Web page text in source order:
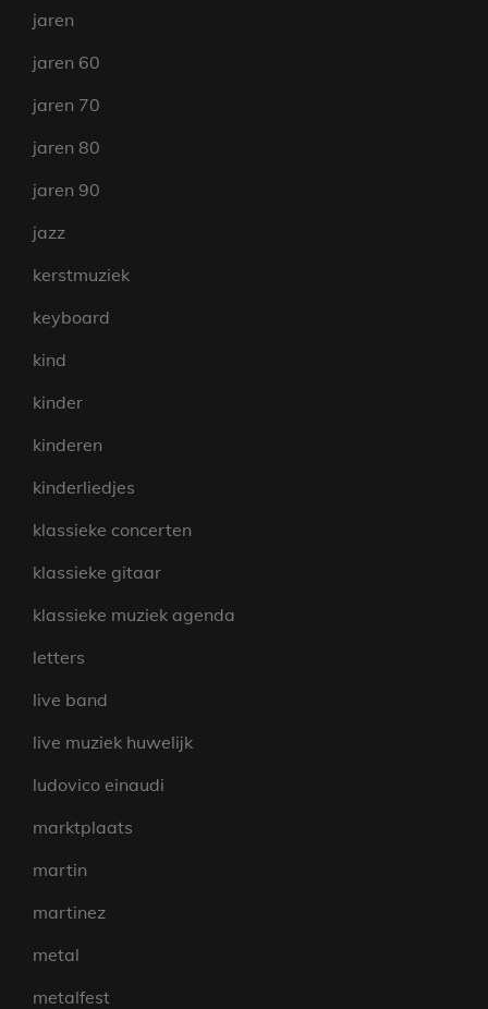
jaren
jaren 60
jaren 70
jaren 80
jaren 90
jazz
kerstmuziek
keyboard
kind
kinder
kinderen
kinderliedjes
klassieke concerten
klassieke gitaar
klassieke muziek agenda
letters
live band
live muziek huwelijk
ludovico einaudi
marktplaats
martin
martinez
metal
metalfest